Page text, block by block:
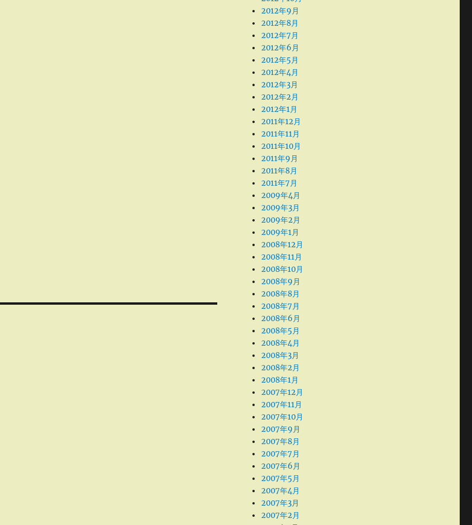
2012年9月
2012年8月
2012年7月
2012年6月
2012年5月
2012年4月
2012年3月
2012年2月
2012年1月
2011年12月
2011年11月
2011年10月
2011年9月
2011年8月
2011年7月
2009年4月
2009年3月
2009年2月
2009年1月
2008年12月
2008年11月
2008年10月
2008年9月
2008年8月
2008年7月
2008年6月
2008年5月
2008年4月
2008年3月
2008年2月
2008年1月
2007年12月
2007年11月
2007年10月
2007年9月
2007年8月
2007年7月
2007年6月
2007年5月
2007年4月
2007年3月
2007年2月